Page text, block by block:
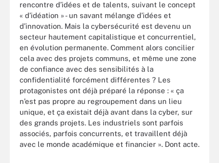
rencontre d’idées et de talents, suivant le concept
« d’idéation » - un savant mélange d’idées et
d’innovation. Mais la cybersécurité est devenu un
secteur hautement capitalistique et concurrentiel,
en évolution permanente. Comment alors concilier
cela avec des projets communs, et même une zone
de confiance avec des sensibilités à la
confidentialité forcément différentes ? Les
protagonistes ont déjà préparé la réponse : « ça
n’est pas propre au regroupement dans un lieu
unique, et ça existait déjà avant dans la cyber, sur
des grands projets. Les industriels sont parfois
associés, parfois concurrents, et travaillent déjà
avec le monde académique et financier ». Dont acte.